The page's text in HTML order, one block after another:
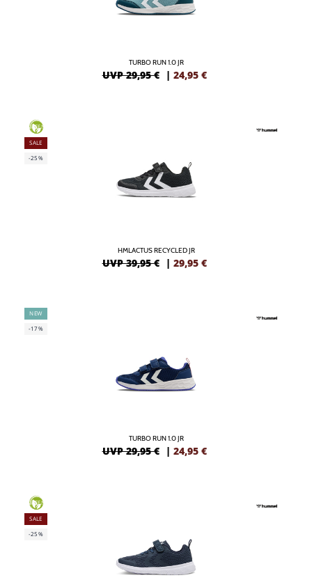
TURBO RUN 1.0 JR
UVP 29,95 € | 24,95 €
GREEN
SALE
-25%
HMLACTUS RECYCLED JR
UVP 39,95 € | 29,95 €
NEW
-17%
TURBO RUN 1.0 JR
UVP 29,95 € | 24,95 €
GREEN
SALE
-25%